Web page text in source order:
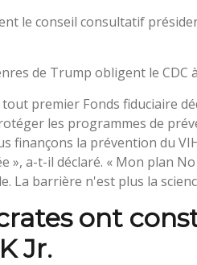
le conseil consultatif
de Trump obligent le CDC
premier Fonds fiduciaire
les programmes de
finançons la prévention du
», a-t-il déclaré. « Mon plan
La barrière n'est plus la
ont
Jr.